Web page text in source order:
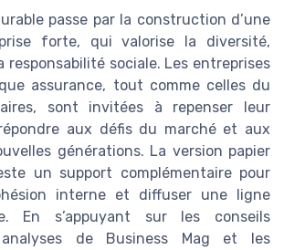
passe par la construction d’une
forte, qui valorise la diversité,
responsabilité sociale. Les entreprises
assurance, tout comme celles du
sont invitées à repenser leur
aux défis du marché et aux
générations. La version papier
un support complémentaire pour
interne et diffuser une ligne
En s’appuyant sur les conseils
analyses de Business Mag et les